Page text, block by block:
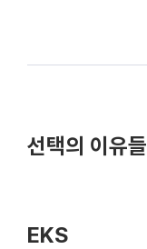
선택의 이유들
EKS